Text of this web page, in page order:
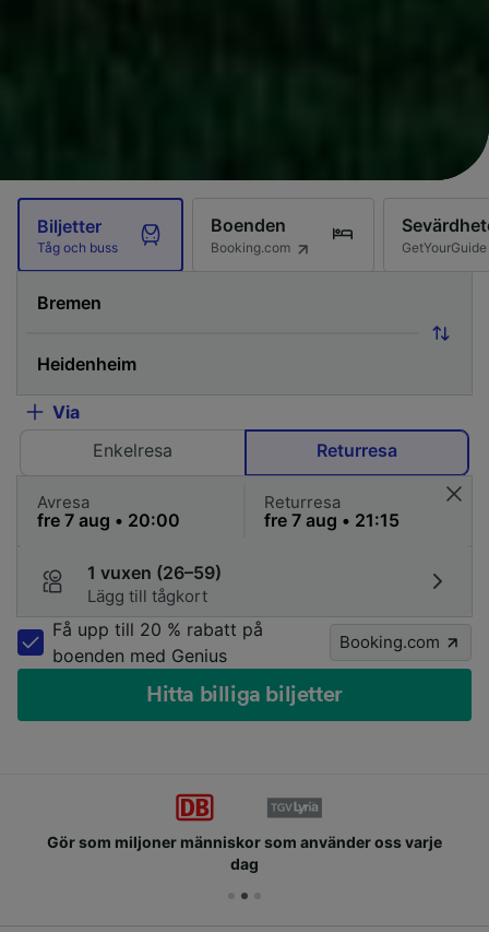
Biljetter
Tåg och buss
Boenden
Booking.com GetYourGuide
Via
Enkelresa
Returresa
Avresa Returresa
1 vuxen (26–59)
Lägg till tågkort
Få upp till 20 % rabatt på
boenden med Genius
Booking.com
Hitta billiga biljetter
Gör som miljoner människor som använder oss varje
dag